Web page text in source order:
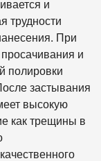
и
трудности
При
просачивания и
полировки
застывания
высокую
как трещины в